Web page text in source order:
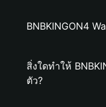
BNBKINGON4
สิ่งใดทำให้
ตัว?